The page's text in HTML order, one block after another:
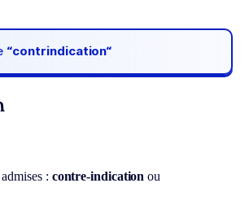
“contrindication“
: contre-indication ou